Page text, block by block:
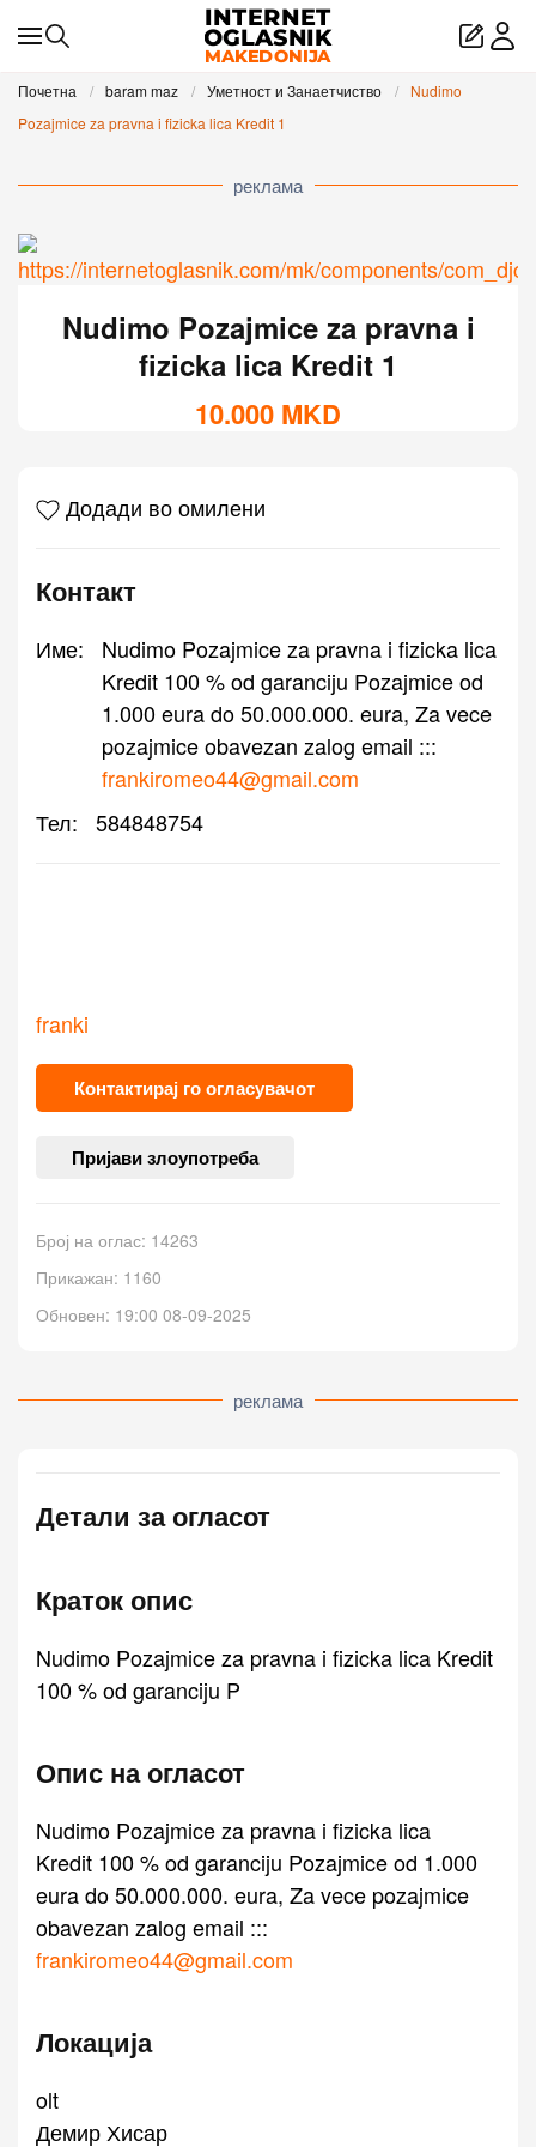
Skip to main content
Почетна baram maz Уметност и Занаетчиство
Nudimo
Pozajmice za pravna i fizicka lica Kredit 1
реклама
Nudimo Pozajmice za pravna i
fizicka lica Kredit 1
10.000 MKD
Додади во омилени
Контакт
Име:
Nudimo Pozajmice za pravna i fizicka lica
Kredit 100 % od garanciju Pozajmice od
1.000 eura do 50.000.000. eura, Za vece
pozajmice obavezan zalog email :::
frankiromeo44@gmail.com
Тел:
584848754
franki
Контактирај го огласувачот
Пријави злоупотреба
Број на оглас: 14263
Прикажан: 1160
Обновен: 19:00 08-09-2025
реклама
Детали за огласот
Краток опис
Nudimo Pozajmice za pravna i fizicka lica Kredit
100 % od garanciju P
Опис на огласот
Nudimo Pozajmice za pravna i fizicka lica
Kredit 100 % od garanciju Pozajmice od 1.000
eura do 50.000.000. eura, Za vece pozajmice
obavezan zalog email :::
frankiromeo44@gmail.com
Локација
olt
Демир Хисар